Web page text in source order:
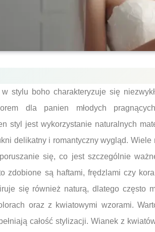
stylu boho charakteryzuje się
dla panien młodych
styl jest wykorzystanie naturalnych
delikatny i romantyczny wygląd.
się, co jest szczególnie
zdobione są haftami, frędzlami czy
się również naturą, dlatego często
oraz z kwiatowymi wzorami.
całość stylizacji. Wianek z